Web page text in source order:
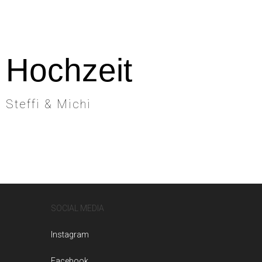
Hochzeit
Steffi & Michi
SOCIAL MEDIA
Instagram